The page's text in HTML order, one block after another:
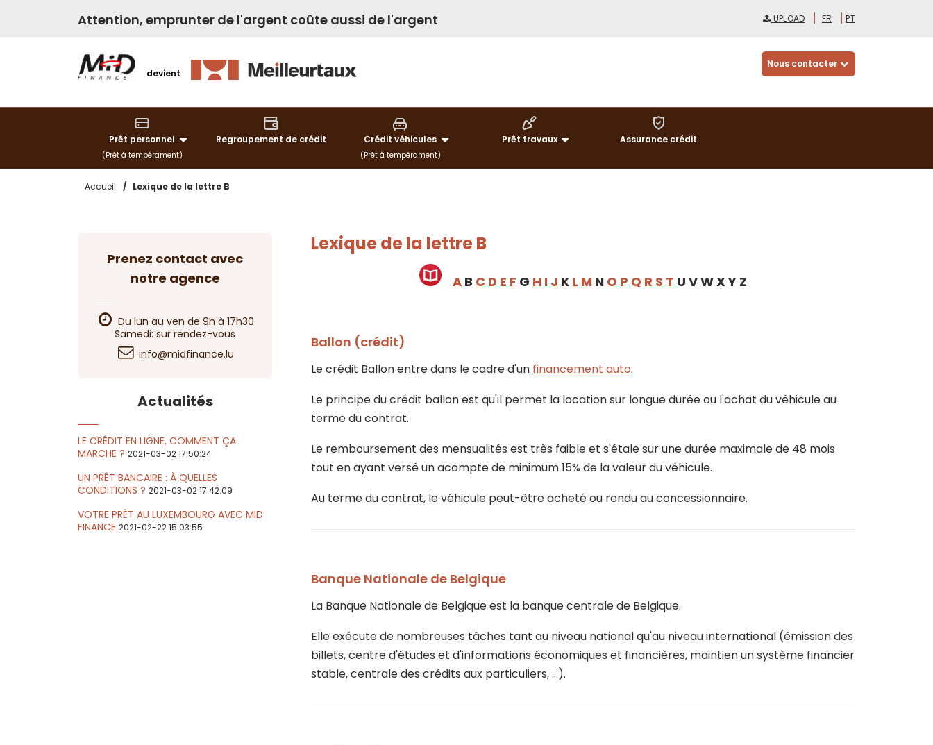
Attention, emprunter de l'argent coûte aussi de l'argent UPLOAD FR PT
devient
Nous contacter
Prêt personnel
(Prêt à tempérament)
Regroupement de crédit Crédit véhicules
(Prêt à tempérament)
Prêt travaux Assurance crédit
Accueil / Lexique de la lettre B
Prenez contact avec
notre agence
Du lun au ven de 9h à 17h30
Samedi: sur rendez-vous
info@midfinance.lu
Actualités
LE CRÉDIT EN LIGNE, COMMENT ÇA
MARCHE ? 2021-03-02 17:50:24
UN PRÊT BANCAIRE : À QUELLES
CONDITIONS ? 2021-03-02 17:42:09
VOTRE PRÊT AU LUXEMBOURG AVEC MID
FINANCE 2021-02-22 15:03:55
Lexique de la lettre B
A B C D E F G H I J K L M N O P Q R S T U V W X Y Z
Ballon (crédit)
Le crédit Ballon entre dans le cadre d'un financement auto.
Le principe du crédit ballon est qu'il permet la location sur longue durée ou l'achat du véhicule au
terme du contrat.
Le remboursement des mensualités est très faible et s'étale sur une durée maximale de 48 mois
tout en ayant versé un acompte de minimum 15% de la valeur du véhicule.
Au terme du contrat, le véhicule peut-être acheté ou rendu au concessionnaire.
Banque Nationale de Belgique
La Banque Nationale de Belgique est la banque centrale de Belgique.
Elle exécute de nombreuses tâches tant au niveau national qu'au niveau international (émission des
billets, centre d'études et d'informations économiques et financières, maintien un système financier
stable, centrale des crédits aux particuliers, ...).